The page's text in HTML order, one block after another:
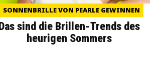
SONNENBRILLE VON PEARLE GEWINNEN
Das sind die Brillen-Trends des
heurigen Sommers